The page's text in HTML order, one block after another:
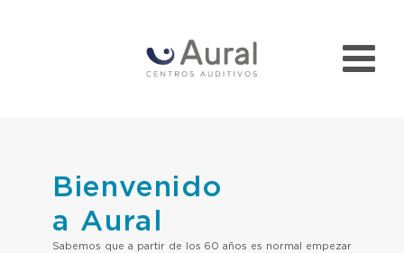
Bienvenido
a Aural
Sabemos que a partir de los 60 años es normal empezar